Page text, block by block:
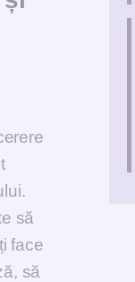
să
face
să